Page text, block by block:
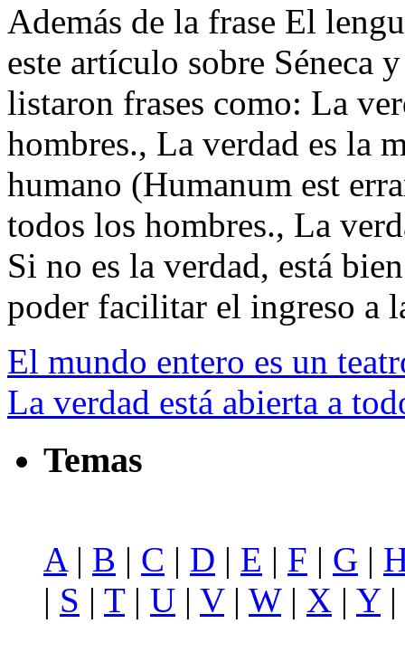
Además de la frase El
este artículo sobre Séneca
listaron frases como: La
hombres., La verdad es la
humano (Humanum est
todos los hombres., La
Si no es la verdad, está
poder facilitar el ingreso a
El mundo entero es un
La verdad está abierta a
Temas
A| B | C | D | E | F | G |
| S | T| U | V| W| X | Y|